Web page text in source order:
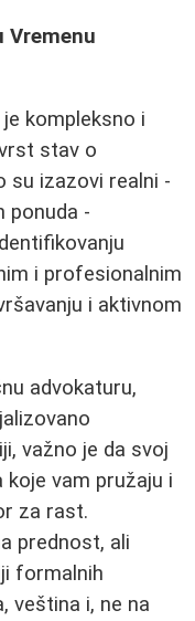
Vremenu
kompleksno i
stav o
su izazovi realni -
ponuda -
i profesionalnim
i aktivnom
advokaturu,
važno je da svoj
vam pružaju i
za rast.
prednost, ali
formalnih
veština i, ne na